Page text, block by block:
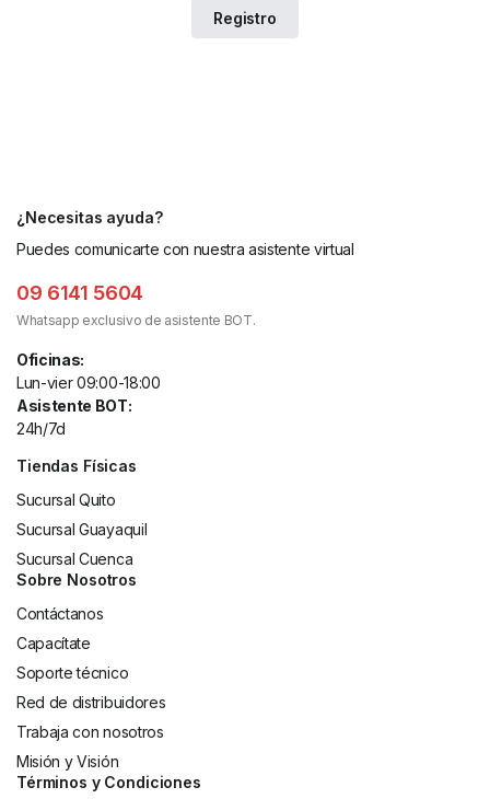
¿Necesitas ayuda?
Puedes comunicarte con nuestra asistente virtual
09 6141 5604
Whatsapp exclusivo de asistente BOT.
Oficinas:
Lun-vier 09:00-18:00
Asistente BOT:
24h/7d
Tiendas Físicas
Sucursal Quito
Sucursal Guayaquil
Sucursal Cuenca
Sobre Nosotros
Contáctanos
Capacítate
Soporte técnico
Red de distribuidores
Trabaja con nosotros
Misión y Visión
Términos y Condiciones